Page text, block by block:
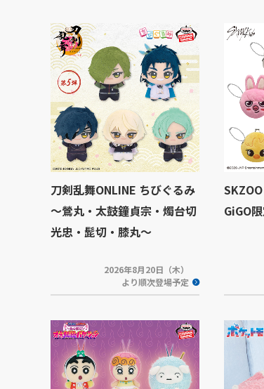
刀剣乱舞ONLINE ちびぐるみ
～鶯丸・太鼓鐘貞宗・燭台切
光忠・髭切・膝丸～
2026年8月20日（木）
より順次登場予定
GiGO